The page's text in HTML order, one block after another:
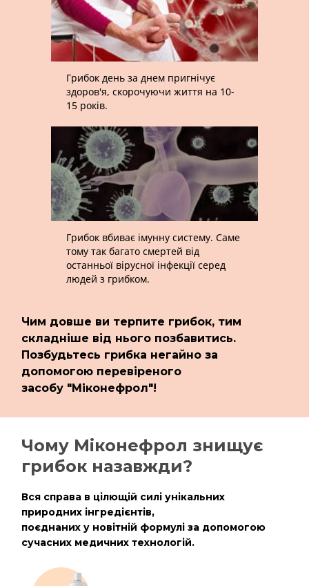
Грибок день за днем пригнічує
здоров'я, скорочуючи життя на 10-
15 років.
Грибок вбиває імунну систему. Саме
тому так багато смертей від
останньої вірусної інфекції серед
людей з грибком.
Чим довше ви терпите грибок, тим
складніше від нього позбавитись.
Позбудьтесь грибка негайно за
допомогою перевіреного
засобу "Мiконефрол"!
Чому Мiконефрол знищує
грибок назавжди?
Вся справа в цілющій силі унікальних
природних інгредієнтів,
поєднаних у новітній формулі за допомогою
сучасних медичних технологій.